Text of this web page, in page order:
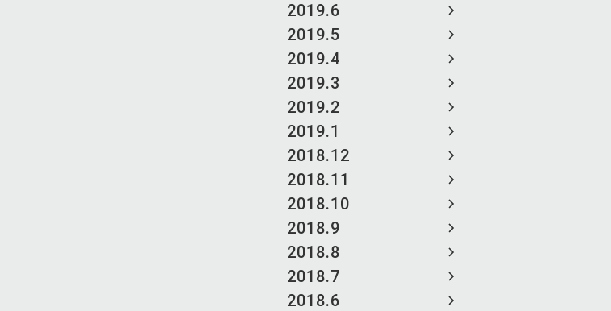
2019.6
2019.5
2019.4
2019.3
2019.2
2019.1
2018.12
2018.11
2018.10
2018.9
2018.8
2018.7
2018.6